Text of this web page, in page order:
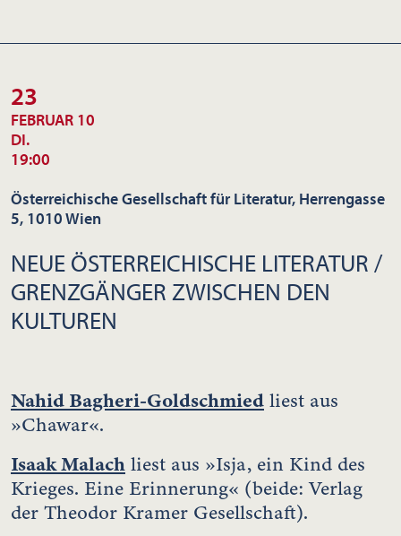
23
FEBRUAR 10
DI.
19:00
Österreichische Gesellschaft für Literatur, Herrengasse
5, 1010 Wien
NEUE ÖSTERREICHISCHE LITERATUR /
GRENZGÄNGER ZWISCHEN DEN
KULTUREN
Nahid Bagheri-Goldschmied liest aus
»Chawar«.
Isaak Malach liest aus »Isja, ein Kind des
Krieges. Eine Erinnerung« (beide: Verlag
der Theodor Kramer Gesellschaft).